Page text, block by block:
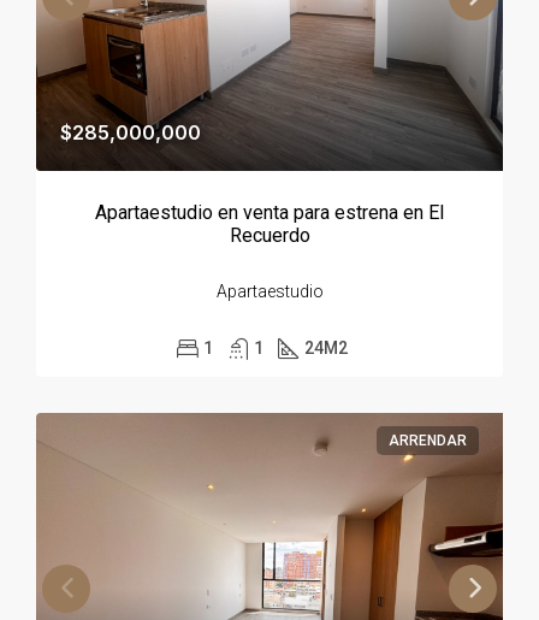
$285,000,000
Apartaestudio en venta para estrena en El
Recuerdo
Apartaestudio
1 1 24M2
ARRENDAR